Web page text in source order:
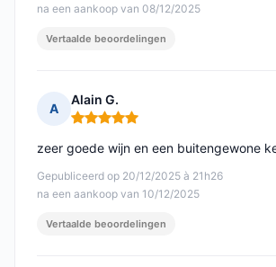
na een aankoop van 08/12/2025
Vertaalde beoordelingen
A
Alain G.
Opmerking: 5 van 5
Gepubliceerd op 20/12/2025 à 21h26
na een aankoop van 10/12/2025
zeer goede wijn en een buitengewone
Vertaalde beoordelingen